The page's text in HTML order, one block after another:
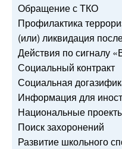
Обращение с ТКО
Профилактика
(или) ликвидация
Действия по
Социальный контракт
Социальная
Информация для
Национальные
Поиск захоронений
Развитие школьного